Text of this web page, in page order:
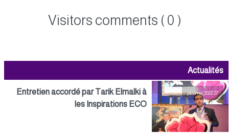
Visitors comments ( 0 )
Actualités
27 janvier 2022
Entretien accordé par Tarik Elmalki à
les Inspirations ECO